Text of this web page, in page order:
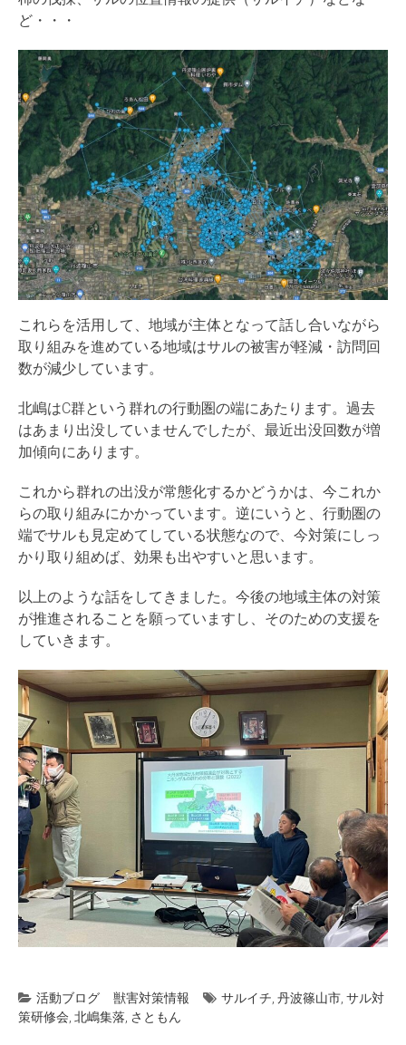
ど・・・
これらを活用して、地域が主体となって話し合いながら
取り組みを進めている地域はサルの被害が軽減・訪問回
数が減少しています。
北嶋はC群という群れの行動圏の端にあたります。過去
はあまり出没していませんでしたが、最近出没回数が増
加傾向にあります。
これから群れの出没が常態化するかどうかは、今これか
らの取り組みにかかっています。逆にいうと、行動圏の
端でサルも見定めてしている状態なので、今対策にしっ
かり取り組めば、効果も出やすいと思います。
以上のような話をしてきました。今後の地域主体の対策
が推進されることを願っていますし、そのための支援を
していきます。
活動ブログ 獣害対策情報 サルイチ, 丹波篠山市, サル対
策研修会, 北嶋集落, さともん